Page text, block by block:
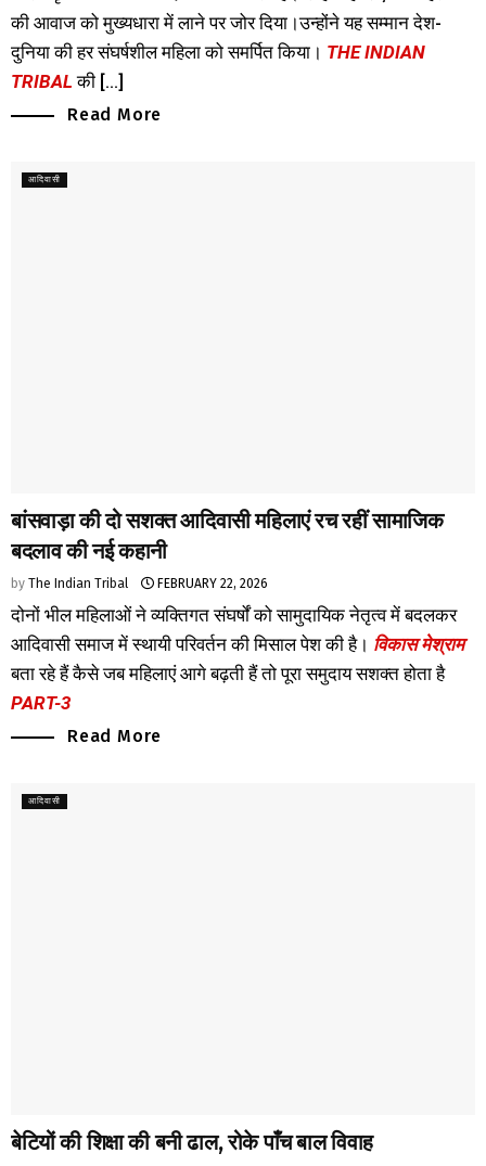
की आवाज को मुख्यधारा में लाने पर जोर दिया।उन्होंने यह सम्मान देश-
दुनिया की हर संघर्षशील महिला को समर्पित किया। THE INDIAN
TRIBAL की [...]
Read More
आदिवासी
बांसवाड़ा की दो सशक्त आदिवासी महिलाएं रच रहीं सामाजिक
बदलाव की नई कहानी
by The Indian Tribal FEBRUARY 22, 2026
दोनों भील महिलाओं ने व्यक्तिगत संघर्षों को सामुदायिक नेतृत्व में बदलकर
आदिवासी समाज में स्थायी परिवर्तन की मिसाल पेश की है। विकास मेश्राम
बता रहे हैं कैसे जब महिलाएं आगे बढ़ती हैं तो पूरा समुदाय सशक्त होता है
PART-3
Read More
आदिवासी
बेटियों की शिक्षा की बनी ढाल, रोके पाँच बाल विवाह